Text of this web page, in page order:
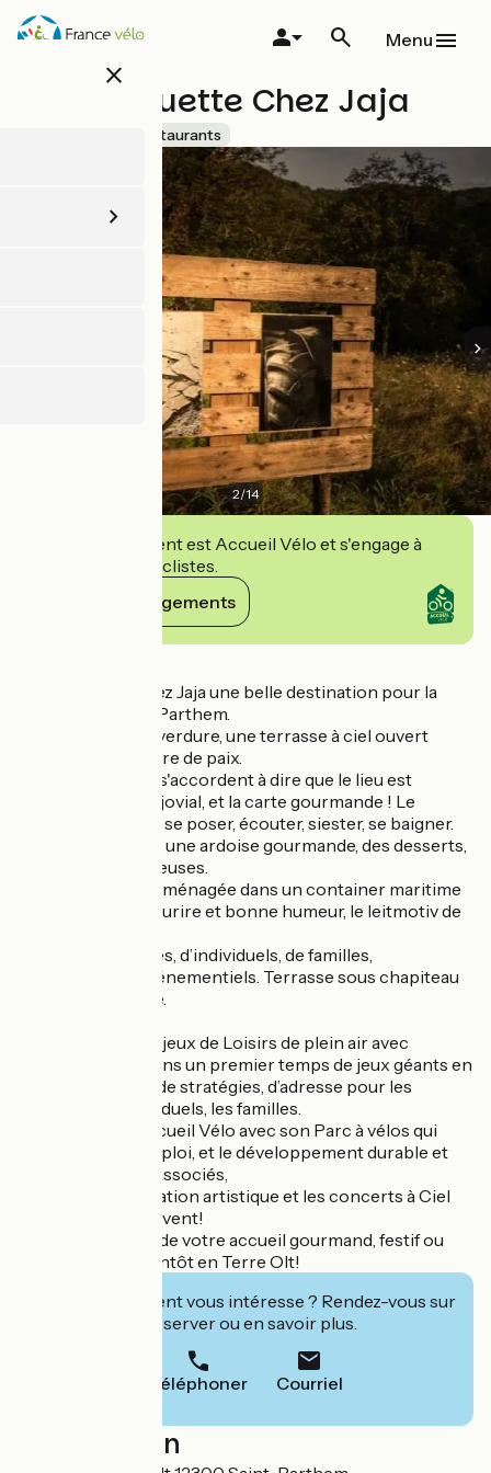
Aller
au
close
Menu
La Guinguette Chez Jaja
Restaurants
2/14
Cet établissement est Accueil Vélo et s'engage à
accueillir des cyclistes.
Voir ses engagements
La Guinguette chez Jaja une belle destination pour la
Vallée du Lot à St Parthem.
Dans un écrin de verdure, une terrasse à ciel ouvert
entourée d'un havre de paix.
Tous les visiteurs s'accordent à dire que le lieu est
agréable, l’accueil jovial, et la carte gourmande ! Le
rendez-vous pour se poser, écouter, siester, se baigner.
Jaja vous propose une ardoise gourmande, des desserts,
et boissons délicieuses.
Une jolie cuisine aménagée dans un container maritime
couleur melon. Sourire et bonne humeur, le leitmotiv de
Accueil de groupes, d’individuels, de familles,
organisation d'événementiels. Terrasse sous chapiteau
couvert et chauffé.
· Une Plaine de jeux de Loisirs de plein air avec
l’aménagement dans un premier temps de jeux géants en
bois coopératifs, de stratégies, d’adresse pour les
groupes, les individuels, les familles.
· Labellisée Accueil Vélo avec son Parc à vélos qui
plébiscite le réemploi, et le développement durable et
tous les services associés,
· La programmation artistique et les concerts à Ciel
Ouvert se poursuivent!
Jaja est à l'écoute de votre accueil gourmand, festif ou
ludique. A très bientôt en Terre Olt!
Cet établissement vous intéresse ? Rendez-vous sur
leur site pour réserver ou en savoir plus.
Téléphoner Courriel
Localisation